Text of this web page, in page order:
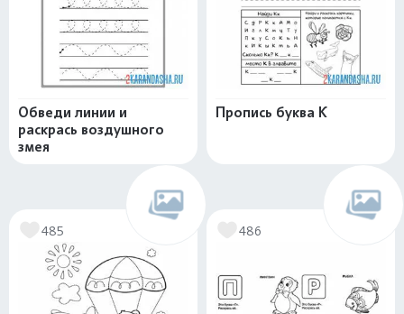
Обведи линии и
раскрась воздушного
змея
Пропись буква К
485 486